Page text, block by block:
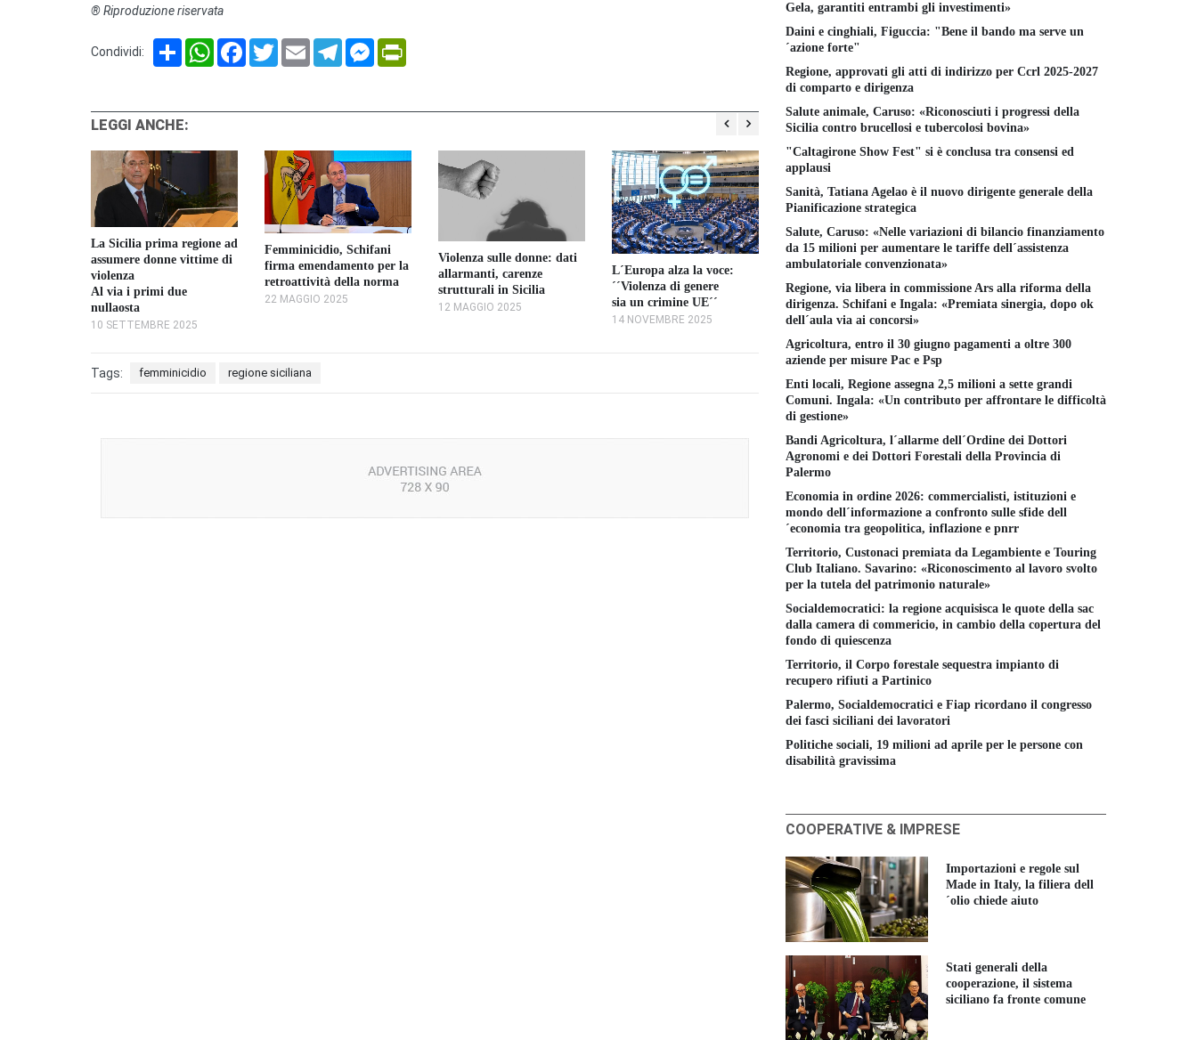
® Riproduzione riservata
Condividi: Share WhatsAppFacebook
TwitterEmail TelegramMessenger
LEGGI ANCHE:
La Sicilia prima regione ad
assumere donne vittime di
violenza
Al via i primi due
nullaosta
10 SETTEMBRE 2025
Femminicidio, Schifani
firma emendamento per la
retroattività della norma
22 MAGGIO 2025
Violenza sulle donne: dati
allarmanti, carenze
strutturali in Sicilia
12 MAGGIO 2025
L´Europa alza la voce:
´´Violenza di genere
sia un crimine UE´´
14 NOVEMBRE 2025
Omicidi in Italia, a
alla classifica
25 NOVEMBRE 2025
La Sicilia prima regione ad
Al via i primi due
nullaosta
Tags: femminicidio regione siciliana
Gela, garantiti entrambi gli investimenti»
Daini e cinghiali, Figuccia: "Bene il bando ma serve un
´azione forte"
Regione, approvati gli atti di indirizzo per Ccrl 2025-2027
di comparto e dirigenza
Salute animale, Caruso: «Riconosciuti i progressi della
Sicilia contro brucellosi e tubercolosi bovina»
"Caltagirone Show Fest" si è conclusa tra consensi ed
applausi
Sanità, Tatiana Agelao è il nuovo dirigente generale della
Pianificazione strategica
Salute, Caruso: «Nelle variazioni di bilancio finanziamento
da 15 milioni per aumentare le tariffe dell´assistenza
ambulatoriale convenzionata»
Regione, via libera in commissione Ars alla riforma della
dirigenza. Schifani e Ingala: «Premiata sinergia, dopo ok
dell´aula via ai concorsi»
Agricoltura, entro il 30 giugno pagamenti a oltre 300
aziende per misure Pac e Psp
Enti locali, Regione assegna 2,5 milioni a sette grandi
Comuni. Ingala: «Un contributo per affrontare le difficoltà
di gestione»
Bandi Agricoltura, l´allarme dell´Ordine dei Dottori
Agronomi e dei Dottori Forestali della Provincia di
Palermo
Economia in ordine 2026: commercialisti, istituzioni e
mondo dell´informazione a confronto sulle sfide dell
´economia tra geopolitica, inflazione e pnrr
Territorio, Custonaci premiata da Legambiente e Touring
Club Italiano. Savarino: «Riconoscimento al lavoro svolto
per la tutela del patrimonio naturale»
Socialdemocratici: la regione acquisisca le quote della sac
dalla camera di commericio, in cambio della copertura del
fondo di quiescenza
Territorio, il Corpo forestale sequestra impianto di
recupero rifiuti a Partinico
Palermo, Socialdemocratici e Fiap ricordano il congresso
dei fasci siciliani dei lavoratori
Politiche sociali, 19 milioni ad aprile per le persone con
disabilità gravissima
COOPERATIVE & IMPRESE
Importazioni e regole sul
Made in Italy, la filiera dell
´olio chiede aiuto
Stati generali della
cooperazione, il sistema
siciliano fa fronte comune